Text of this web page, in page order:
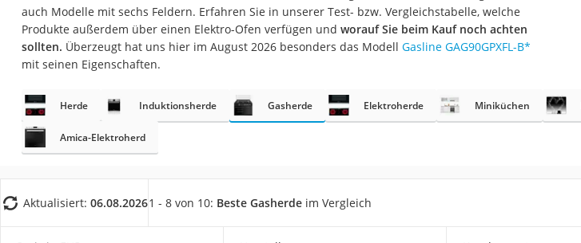
Saug-Wisch-Roboter
Handstaubsauger
Reiskocher
Nespresso-Maschine
auch Modelle mit sechs Feldern. Erfahren Sie in unserer Test- bzw. Vergleichstabelle, welche
Produkte außerdem über einen Elektro-Ofen verfügen und worauf Sie beim Kauf noch achten
sollten. Überzeugt hat uns hier im August 2026 besonders das Modell Gasline GAG90GPXFL-B*
mit seinen Eigenschaften.
Herde Induktionsherde Gasherde Elektroherde Miniküchen
Amica-Elektroherd
Aktualisiert: 06.08.20261 - 8 von 10: Beste Gasherde im Vergleich